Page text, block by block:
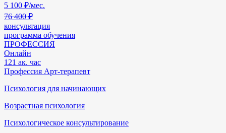
5 100 ₽/мес.
76 400 ₽
консультация
программа обучения
ПРОФЕССИЯ
Онлайн
121 ак. час
Профессия Арт-терапевт
Психология для начинающих
Возрастная психология
Психологическое консультирование